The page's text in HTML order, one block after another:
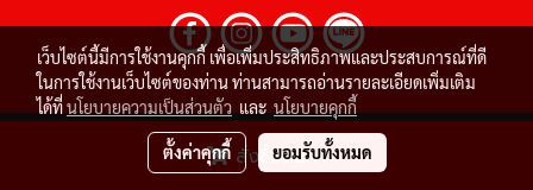
สั่งซื้อสินค้า
© Copyright 2020 All Rights Reserved
เว็บไซต์นี้มีการใช้งานคุกกี้ เพื่อเพิ่มประสิทธิภาพและประสบการณ์ที่ดี
ในการใช้งานเว็บไซต์ของท่าน ท่านสามารถอ่านรายละเอียดเพิ่มเติม
ได้ที่นโยบายความเป็นส่วนตัว และ นโยบายคุกกี้
ตั้งค่าคุกกี้ ยอมรับทั้งหมด